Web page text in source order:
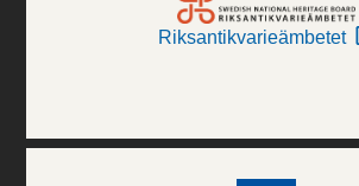
Riksantikvarieämbetet